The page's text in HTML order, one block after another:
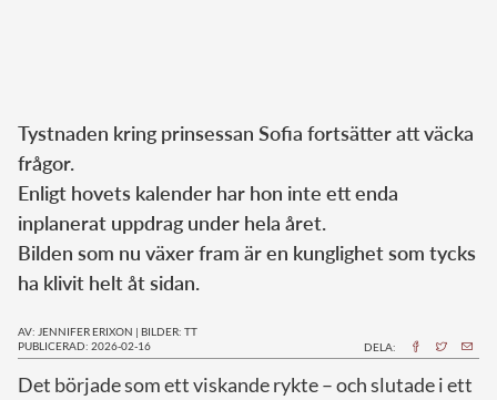
Tystnaden kring prinsessan Sofia fortsätter att väcka
frågor.
Enligt hovets kalender har hon inte ett enda
inplanerat uppdrag under hela året.
Bilden som nu växer fram är en kunglighet som tycks
ha klivit helt åt sidan.
AV: JENNIFER ERIXON | BILDER: TT
PUBLICERAD: 2026-02-16
DELA:
Det började som ett viskande rykte – och slutade i ett